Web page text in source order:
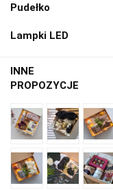
Pudełko
Lampki LED
INNE
PROPOZYCJE